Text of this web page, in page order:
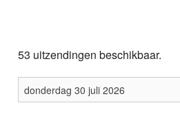
53 uitzendingen beschikbaar.